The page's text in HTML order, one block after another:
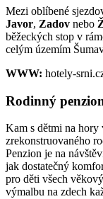
Mezi oblíbené
Javor, Zadov nebo
běžeckých stop v
celým územím
WWW: hotely-
Rodinný
Kam s dětmi na
zrekonstruovaného
Penzion je na
jak dostatečný
pro děti všech
výmalbu na zdech